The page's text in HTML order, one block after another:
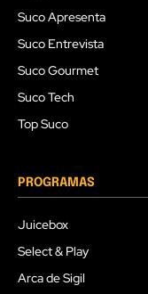
Suco Apresenta
Suco Entrevista
Suco Gourmet
Suco Tech
Top Suco
PROGRAMAS
Juicebox
Select & Play
Arca de Sigil